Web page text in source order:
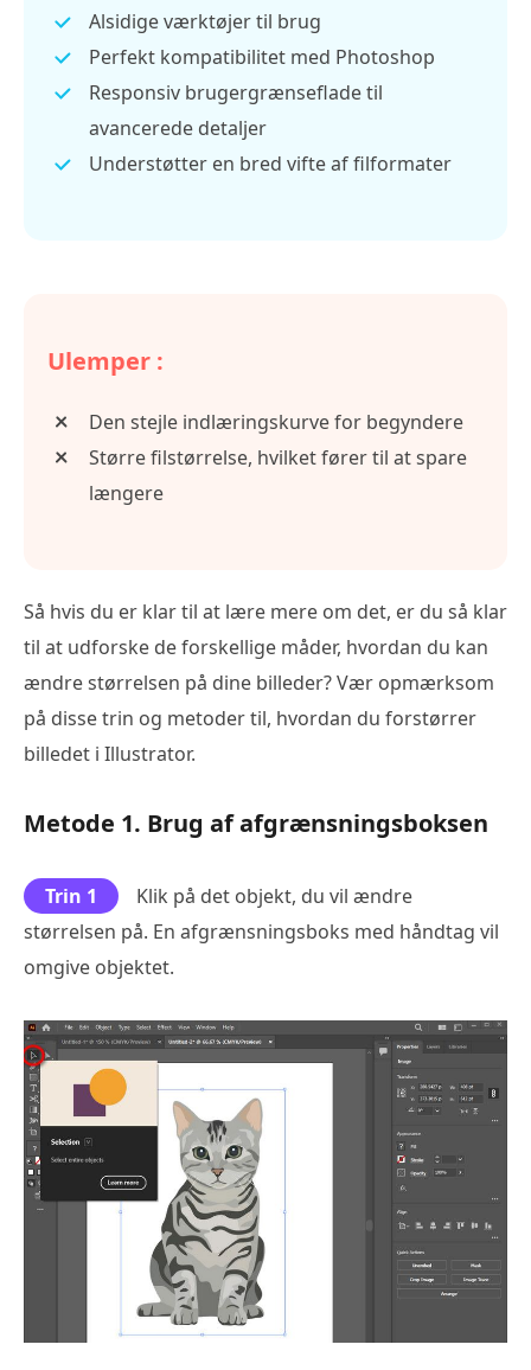
Alsidige værktøjer til brug
Perfekt kompatibilitet med Photoshop
Responsiv brugergrænseflade til
avancerede detaljer
Understøtter en bred vifte af filformater
Ulemper :
Den stejle indlæringskurve for begyndere
Større filstørrelse, hvilket fører til at spare
længere
Så hvis du er klar til at lære mere om det, er du så klar
til at udforske de forskellige måder, hvordan du kan
ændre størrelsen på dine billeder? Vær opmærksom
på disse trin og metoder til, hvordan du forstørrer
billedet i Illustrator.
Metode 1. Brug af afgrænsningsboksen
Trin 1
Klik på det objekt, du vil ændre
størrelsen på. En afgrænsningsboks med håndtag vil
omgive objektet.